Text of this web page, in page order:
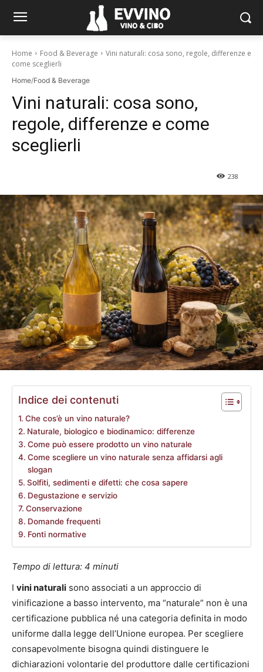
Home Food & Beverage
Vini naturali: cosa sono, regole, differenze e
come sceglierli
Home/Food & Beverage
Vini naturali: cosa sono,
regole, differenze e come
sceglierli
238
Indice dei contenuti
Che cos’è un vino naturale?
Naturale, biologico e biodinamico: differenze
Come può essere prodotto un vino naturale
Come scegliere un vino naturale senza affidarsi agli
slogan
Solfiti, sedimenti e difetti: che cosa sapere
Degustazione e servizio
Conservazione
Domande frequenti
Fonti normative
Tempo di lettura: 4 minuti
I vini naturali sono associati a un approccio di
vinificazione a basso intervento, ma “naturale” non è una
certificazione pubblica né una categoria definita in modo
uniforme dalla legge dell’Unione europea. Per scegliere
consapevolmente bisogna quindi distinguere le
dichiarazioni volontarie del produttore dalle certificazioni